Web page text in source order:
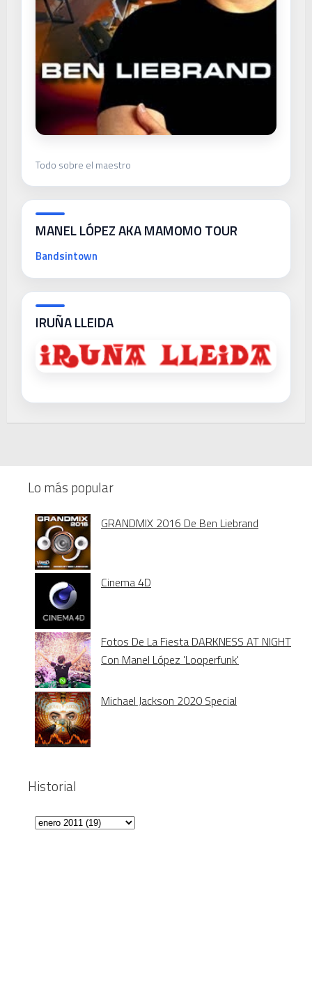
Todo sobre el maestro
MANEL LÓPEZ AKA MAMOMO TOUR
Bandsintown
IRUÑA LLEIDA
Lo más popular
GRANDMIX 2016 De Ben Liebrand
Cinema 4D
Fotos De La Fiesta DARKNESS AT NIGHT
Con Manel López 'Looperfunk'
Michael Jackson 2020 Special
Historial